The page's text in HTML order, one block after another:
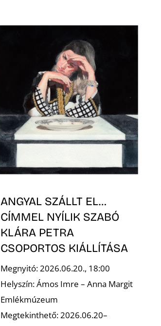
ANGYAL SZÁLLT EL…
CÍMMEL NYÍLIK SZABÓ
KLÁRA PETRA
CSOPORTOS KIÁLLÍTÁSA
Megnyitó: 2026.06.20., 18:00
Helyszín: Ámos Imre – Anna Margit
Emlékmúzeum
Megtekinthető: 2026.06.20–